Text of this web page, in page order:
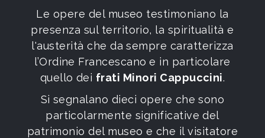
Le opere del museo testimoniano la
presenza sul territorio, la spiritualità e
l'austerità che da sempre caratterizza
l’Ordine Francescano e in particolare
quello dei frati Minori Cappuccini.
Si segnalano dieci opere che sono
particolarmente significative del
patrimonio del museo e che il visitatore